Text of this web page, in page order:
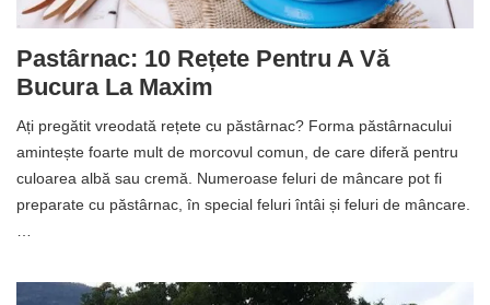
Pastârnac: 10 Rețete Pentru A Vă
Bucura La Maxim
Ați pregătit vreodată rețete cu păstârnac? Forma păstârnacului
amintește foarte mult de morcovul comun, de care diferă pentru
culoarea albă sau cremă. Numeroase feluri de mâncare pot fi
preparate cu păstârnac, în special feluri întâi și feluri de mâncare.